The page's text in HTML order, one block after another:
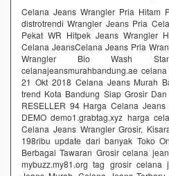
Celana Jeans Wrangler Pria Hitam
distrotrendi Wrangler Jeans Pria
Pekat WR Hitpek Jeans Wrangler
Celana JeansCelana Jeans Pria
Wrangler Bio Wash
celanajeansmurahbandung.ae
21 Okt 2018 Celana Jeans Murah
trend Kota Bandung Siap Grosir
RESELLER 94 Harga Celana
DEMO demo1.grabtag.xyz harga
Celana Jeans Wrangler Grosir,
198ribu update dari banyak Toko
Berbagai Tawaran Grosir celana
mybuzz.my81.org tag grosir